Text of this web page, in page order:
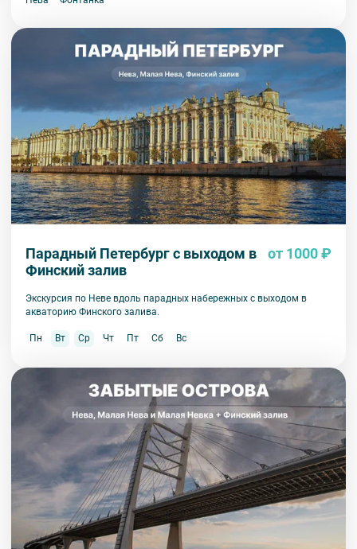
Парадный Петербург с выходом в
Финский залив
от 1000 ₽
Экскурсия по Неве вдоль парадных набережных с выходом в
акваторию Финского залива.
Пн Вт Ср Чт Пт Сб Вс